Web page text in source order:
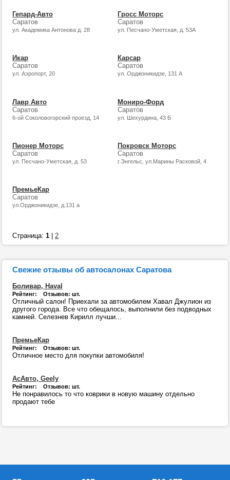
Гепард-Авто
Саратов
ул. Академика Антонова д. 28
Гросс Моторс
Саратов
ул. Песчано-Уметская, д. 53А
Икар
Саратов
ул. Аэропорт, 20
Карсар
Саратов
ул. Орджоникидзе, 131 А
Лавр Авто
Саратов
6-ой Соколовогорский проезд, 14
Мониро-Форд
Саратов
ул. Шехурдина, 43 Б
Пионер Моторс
Саратов
ул. Песчано-Уметская, д. 53
Покровск Моторс
Саратов
г.Энгельс, ул.Марины Расковой, 4
ПремьеКар
Саратов
ул.Орджоникидзе, д.131 а
Страница: 1 2
Свежие отзывы об автосалонах Саратова
Боливар, Haval
Рейтинг: Отзывов: шт.
Отличный салон! Приехали за автомобилем Хавал Джулион из
другого города. Все что обещалось, выполнили без подводных
камней. Селезнев Кирилл лучши...
ПремьеКар
Рейтинг: Отзывов: шт.
Отличное место для покупки автомобиля!
АсАвто, Geely
Рейтинг: Отзывов: шт.
Не понравилось то что коврики в новую машину отдельно
продают тебе